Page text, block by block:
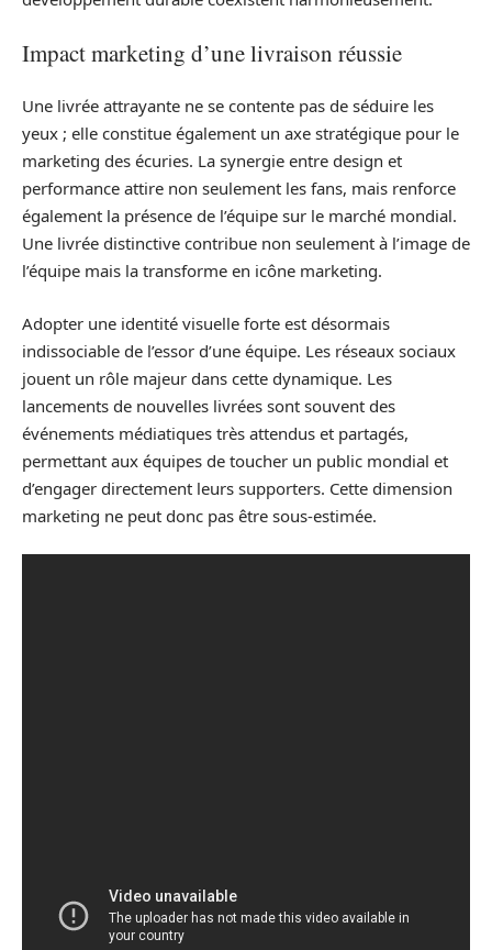
Impact marketing d’une livraison réussie
Une livrée attrayante ne se contente pas de séduire les
yeux ; elle constitue également un axe stratégique pour le
marketing des écuries. La synergie entre design et
performance attire non seulement les fans, mais renforce
également la présence de l’équipe sur le marché mondial.
Une livrée distinctive contribue non seulement à l’image de
l’équipe mais la transforme en icône marketing.
Adopter une identité visuelle forte est désormais
indissociable de l’essor d’une équipe. Les réseaux sociaux
jouent un rôle majeur dans cette dynamique. Les
lancements de nouvelles livrées sont souvent des
événements médiatiques très attendus et partagés,
permettant aux équipes de toucher un public mondial et
d’engager directement leurs supporters. Cette dimension
marketing ne peut donc pas être sous-estimée.